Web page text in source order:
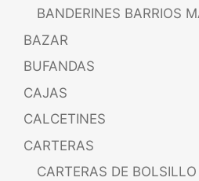
BANDERINES BARRIOS
BAZAR
BUFANDAS
CAJAS
CALCETINES
CARTERAS
CARTERAS DE BOLSILLO